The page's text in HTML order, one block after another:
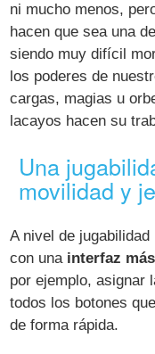
ni mucho menos,
hacen que sea una
siendo muy difícil
los poderes de
cargas, magias u
lacayos hacen su
Una
movilidad y
A nivel de jugabilidad
con una interfaz
por ejemplo, asignar
todos los botones
de forma rápida.